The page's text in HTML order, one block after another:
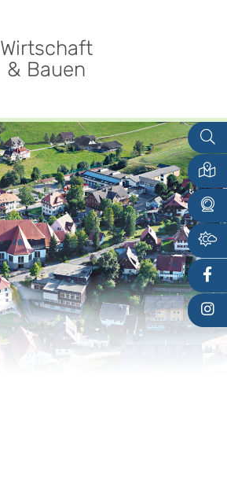
Wirtschaft
& Bauen